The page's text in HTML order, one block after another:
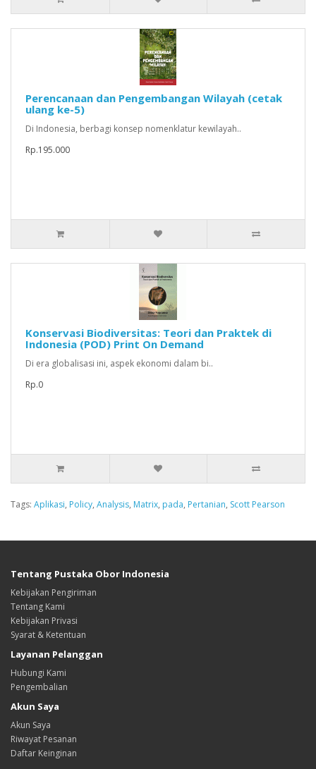
Perencanaan dan Pengembangan Wilayah (cetak
ulang ke-5)
Di Indonesia, berbagi konsep nomenklatur kewilayah..
Rp.195.000
Konservasi Biodiversitas: Teori dan Praktek di
Indonesia (POD) Print On Demand
Di era globalisasi ini, aspek ekonomi dalam bi..
Rp.0
Tags: Aplikasi, Policy, Analysis, Matrix, pada, Pertanian, Scott Pearson
Tentang Pustaka Obor Indonesia
Kebijakan Pengiriman
Tentang Kami
Kebijakan Privasi
Syarat & Ketentuan
Layanan Pelanggan
Hubungi Kami
Pengembalian
Akun Saya
Akun Saya
Riwayat Pesanan
Daftar Keinginan